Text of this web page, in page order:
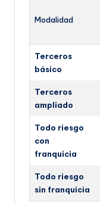
Modalidad
Terceros
básico
Terceros
ampliado
Todo riesgo
con
franquicia
Todo riesgo
sin franquicia